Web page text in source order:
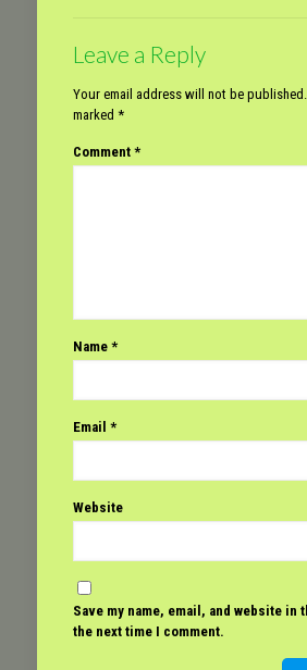
Leave a Reply
Your email address will not be published.
marked *
Comment *
Name *
Email *
Website
Save my name, email, and website in
the next time I comment.